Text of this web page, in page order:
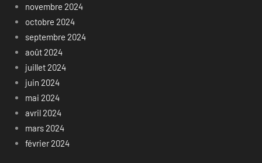
novembre 2024
octobre 2024
septembre 2024
août 2024
juillet 2024
juin 2024
mai 2024
avril 2024
mars 2024
février 2024